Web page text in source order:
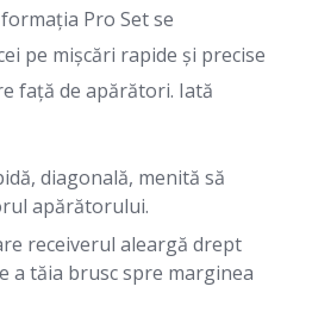
Pro Set se
pe mișcări rapide și precise
față de apărători. Iată
diagonală, menită să
apărătorului.
receiverul aleargă drept
a tăia brusc spre marginea